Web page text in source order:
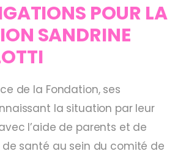
POUR LA
SANDRINE
de la Fondation, ses
la situation par leur
l’aide de parents et de
de santé au sein du comité de